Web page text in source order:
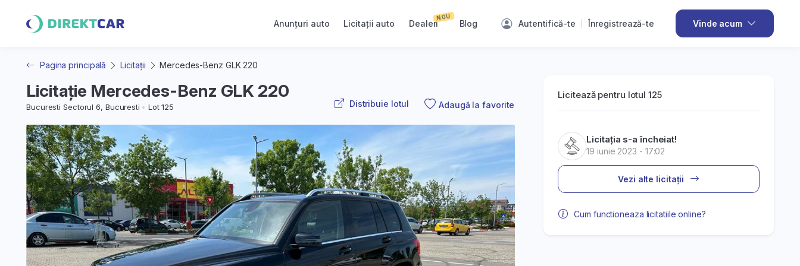
Anunțuri auto Licitații auto Dealeri
NOU
Blog Autentifică-te Înregistrează-te Vinde acum
Pagina principală Licitații Mercedes-Benz GLK 220
Licitație Mercedes-Benz GLK 220
Bucuresti Sectorul 6, Bucuresti Lot 125 Distribuie lotul Adaugă la favorite
Licitează pentru lotul 125
Licitația s-a încheiat!
19 iunie 2023 - 17:02
Vezi alte licitații
Cum functioneaza licitatiile online?